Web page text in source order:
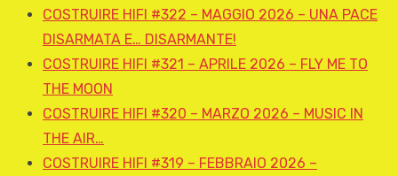
COSTRUIRE HIFI #322 – MAGGIO 2026 – UNA PACE
DISARMATA E… DISARMANTE!
COSTRUIRE HIFI #321 – APRILE 2026 – FLY ME TO
THE MOON
COSTRUIRE HIFI #320 – MARZO 2026 – MUSIC IN
THE AIR…
COSTRUIRE HIFI #319 – FEBBRAIO 2026 –